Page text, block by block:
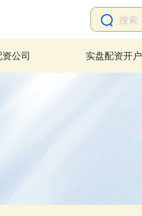
公司 实盘配资开户